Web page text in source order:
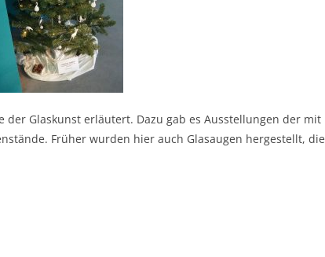
der Glaskunst erläutert. Dazu gab es Ausstellungen der mit
Früher wurden hier auch Glasaugen hergestellt, die